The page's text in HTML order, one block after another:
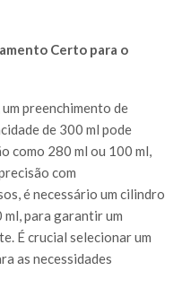
Certo para o
preenchimento de
de 300 ml pode
como 280 ml ou 100 ml,
com
é necessário um cilindro
ml, para garantir um
É crucial selecionar um
as necessidades